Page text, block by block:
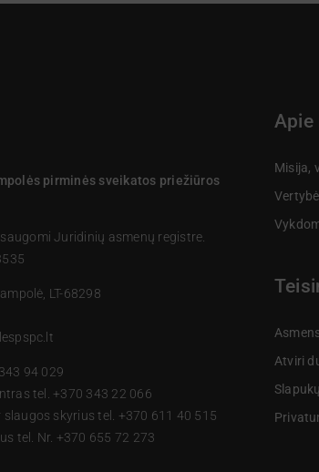
pirminės sveikatos priežiūros
Juridinių asmenų registre.
LT-68298
94 029
tel. +370 343 22 066
skyrius tel. +370 611 40 515
tel. Nr. +370 655 72 273
Apie
Misija,
Atviri